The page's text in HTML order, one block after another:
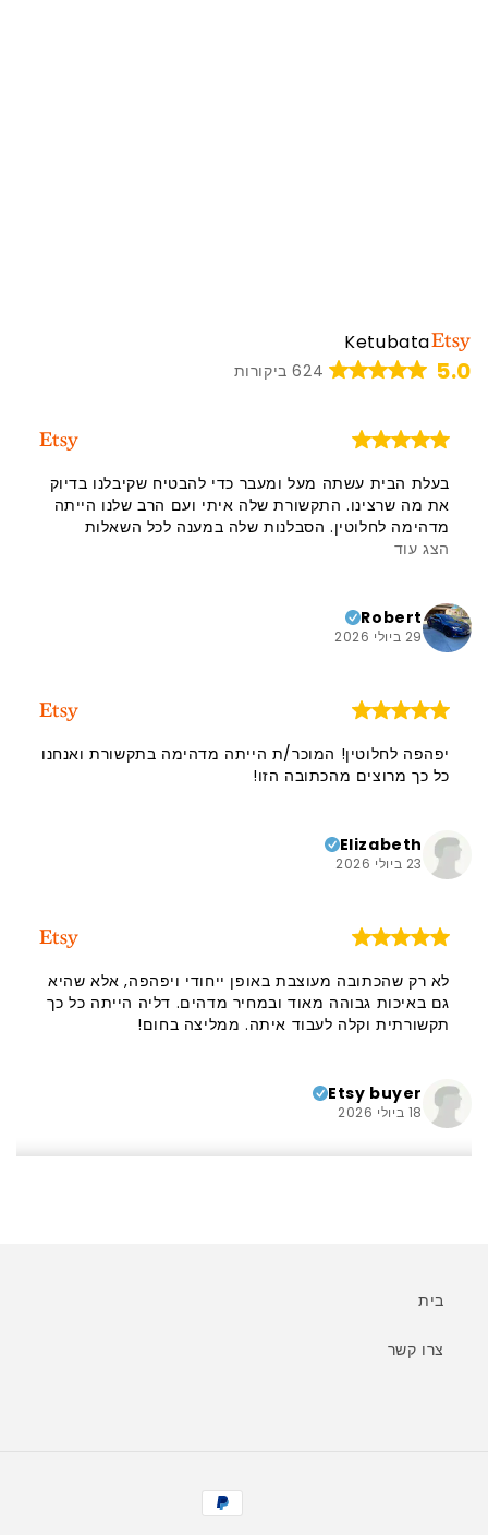
Ketubata
5.0 624 ביקורות
בעלת הבית עשתה מעל ומעבר כדי להבטיח שקיבלנו בדיוק
את מה שרצינו. התקשורת שלה איתי ועם הרב שלנו הייתה
מדהימה לחלוטין. הסבלנות שלה במענה לכל השאלות
והדאגות והדרכתה אותנו בתהליך הייתה מדהימה. אני
ועל המוצר שלה. תודה!!
הצג עוד
Robert
29 ביולי 2026
יפהפה לחלוטין! המוכר/ת הייתה מדהימה בתקשורת ואנחנו
כל כך מרוצים מהכתובה הזו!
Elizabeth
23 ביולי 2026
לא רק שהכתובה מעוצבת באופן ייחודי ויפהפה, אלא שהיא
גם באיכות גבוהה מאוד ובמחיר מדהים. דליה הייתה כל כך
תקשורתית וקלה לעבוד איתה. ממליצה בחום!
Etsy buyer
18 ביולי 2026
Aronבית
צרו קשר